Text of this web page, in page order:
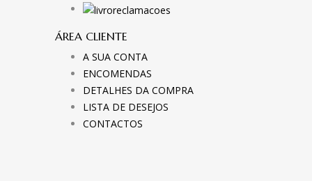
ÁREA CLIENTE
A SUA CONTA
ENCOMENDAS
DETALHES DA COMPRA
LISTA DE DESEJOS
CONTACTOS